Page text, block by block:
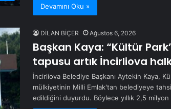
Devamını Oku »
DİLAN BİÇER Ağustos 6, 2026
Başkan Kaya: “Kültür
tapusu artık İncirliova
İncirliova Belediye Başkanı Aytekin Kaya,
mülkiyetinin Milli Emlak'tan belediyeye
edildiğini duyurdu. Böylece yıllık 2,5